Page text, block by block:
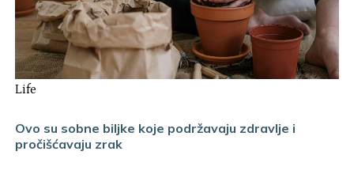
Life
Ovo su sobne biljke koje podržavaju zdravlje i
pročišćavaju zrak